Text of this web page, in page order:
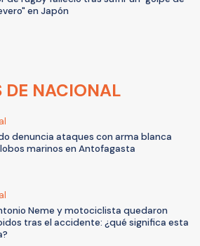
en Japón
DE NACIONAL
denuncia ataques con arma blanca
marinos en Antofagasta
Neme y motociclista quedaron
tras el accidente: ¿qué significa esta